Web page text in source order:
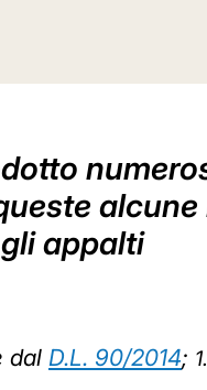
appalti
dal D.L. 90/2014;